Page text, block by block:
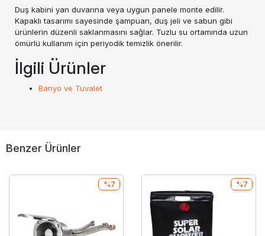
Duş kabini yan duvarına veya uygun panele monte edilir.
Kapaklı tasarımı sayesinde şampuan, duş jeli ve sabun gibi
ürünlerin düzenli saklanmasını sağlar. Tuzlu su ortamında uzun
ömürlü kullanım için periyodik temizlik önerilir.
İlgili Ürünler
Banyo ve Tuvalet
Benzer Ürünler
%7 %7